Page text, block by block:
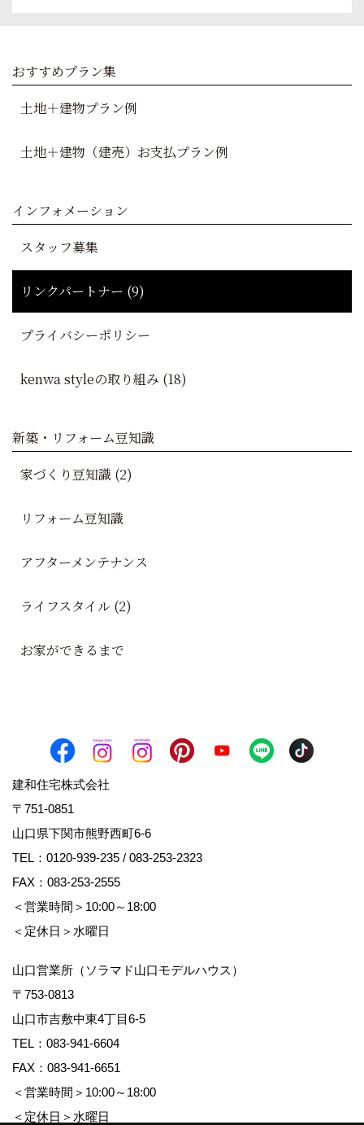
おすすめプラン集
土地＋建物プラン例
土地＋建物（建売）お支払プラン例
インフォメーション
スタッフ募集
リンクパートナー (9)
プライバシーポリシー
kenwa styleの取り組み (18)
新築・リフォーム豆知識
家づくり豆知識 (2)
リフォーム豆知識
アフターメンテナンス
ライフスタイル (2)
お家ができるまで
建和住宅株式会社
〒751-0851
山口県下関市熊野西町6-6
TEL： 0120-939-235 / 083-253-2323
FAX：083-253-2555
＜営業時間＞10:00～18:00
＜定休日＞水曜日
山口営業所（ソラマド山口モデルハウス）
〒753-0813
山口市吉敷中東4丁目6-5
TEL： 083-941-6604
FAX：083-941-6651
＜営業時間＞10:00～18:00
＜定休日＞水曜日